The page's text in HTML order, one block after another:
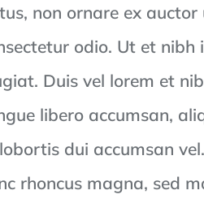
non ornare ex
odio. Ut et
Duis vel lorem et
libero accumsan,
dui accumsan
rhoncus magna, sed